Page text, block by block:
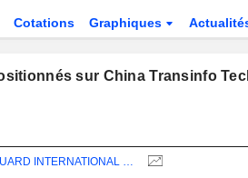
Cotations Graphiques
sur China Transinfo
VANGUARD INTERNATIONAL EQUITY INDEX FUNDS - VANGUARD FTSE ALL-WORLD EX-US ETF